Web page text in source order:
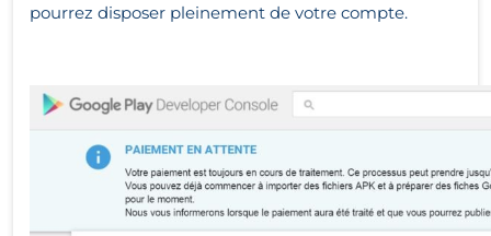
pourrez disposer pleinement de votre compte.